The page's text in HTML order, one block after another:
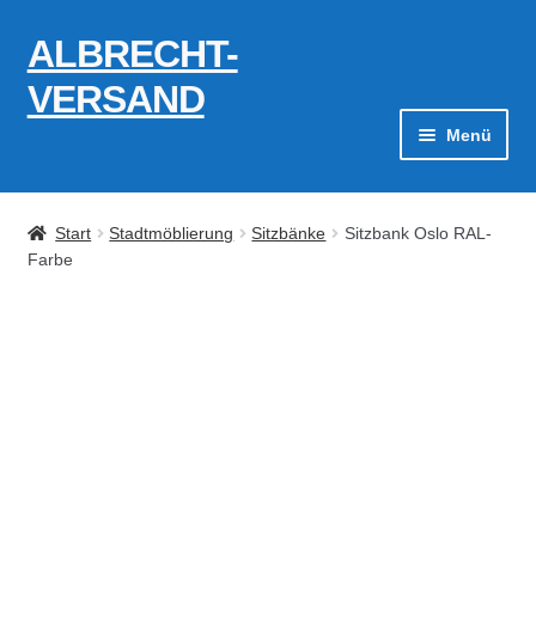
Zur
Navigation
springen
Zum
Inhalt
springen
ALBRECHT-
VERSAND
Menü
Zahlungsarten
AGB
Start Stadtmöblierung Sitzbänke
Sitzbank Oslo RAL-
Farbe